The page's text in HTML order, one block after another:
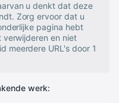
u denkt dat deze
Zorg ervoor dat u
pagina hebt
en niet
meerdere URL's door 1
werk: